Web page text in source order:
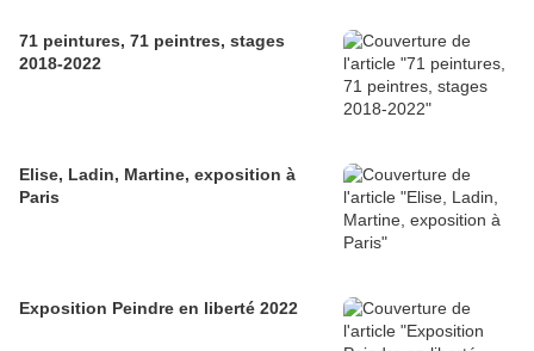
71 peintures, 71 peintres, stages
2018-2022
Elise, Ladin, Martine, exposition à
Paris
Exposition Peindre en liberté 2022